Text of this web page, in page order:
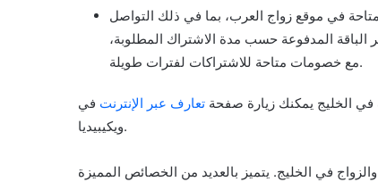
في موقع زواج العرب، بما في ذلك التواصل
المدفوعة حسب مدة الاشتراك المطلوبة،
مع خصومات متاحة للاشتراكات لفترات طويلة.
الخليج يمكنك زيارة صفحة تعارف عبر الإنترنت في
ويكيبيديا.
في الخليج. يتميز بالعديد من الخصائص المميزة